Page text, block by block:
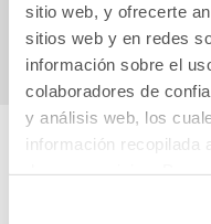
sitio web, y ofrecerte
sitios web y en redes
información sobre el
colaboradores de
y análisis web, los
información recopilada
Comprar